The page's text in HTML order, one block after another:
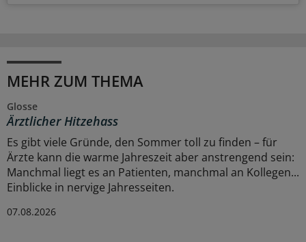
MEHR ZUM THEMA
Glosse
Ärztlicher Hitzehass
Es gibt viele Gründe, den Sommer toll zu finden – für
Ärzte kann die warme Jahreszeit aber anstrengend sein:
Manchmal liegt es an Patienten, manchmal an Kollegen...
Einblicke in nervige Jahresseiten.
07.08.2026